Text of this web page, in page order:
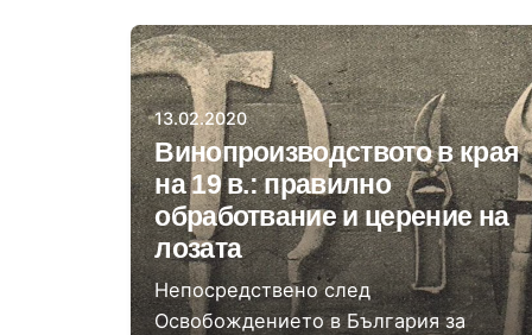
Автор
Национален политехнически
музей
13.02.2020
Винопроизводството в края
на 19 в.: правилно
обработвание и церение на
лозата
Непосредствено след
Освобождението в България за